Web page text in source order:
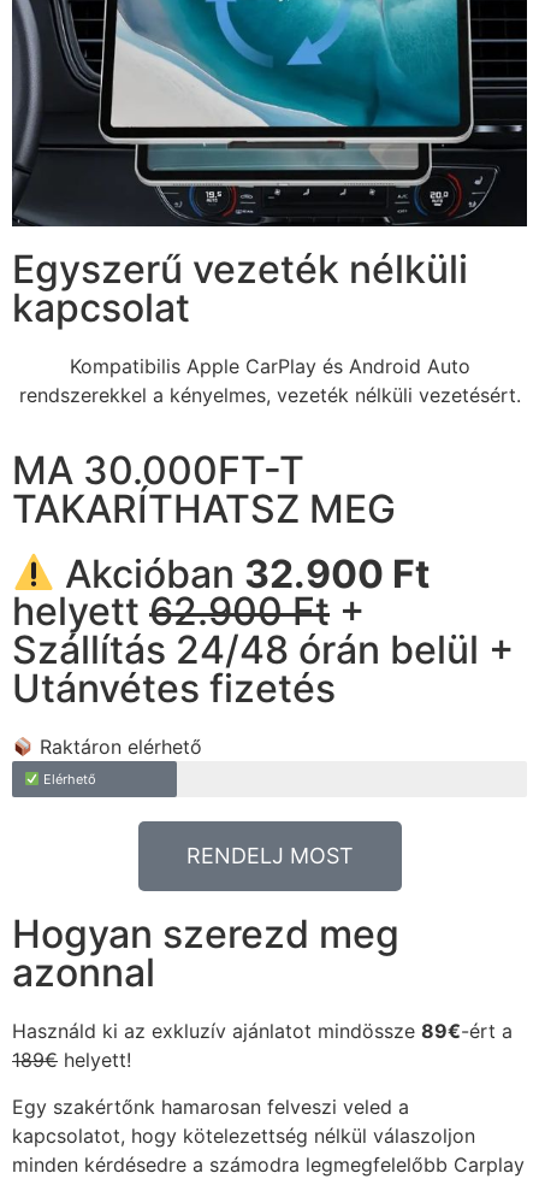
Egyszerű vezeték nélküli
kapcsolat
Kompatibilis Apple CarPlay és Android Auto
rendszerekkel a kényelmes, vezeték nélküli vezetésért.
MA 30.000FT-T
TAKARÍTHATSZ MEG
Akcióban 32.900 Ft
helyett 62.900 Ft +
Szállítás 24/48 órán belül +
Utánvétes fizetés
Raktáron elérhető
Elérhető
RENDELJ MOST
Hogyan szerezd meg
azonnal
Használd ki az exkluzív ajánlatot mindössze 89€-ért a
189€ helyett!
Egy szakértőnk hamarosan felveszi veled a
kapcsolatot, hogy kötelezettség nélkül válaszoljon
minden kérdésedre a számodra legmegfelelőbb Carplay